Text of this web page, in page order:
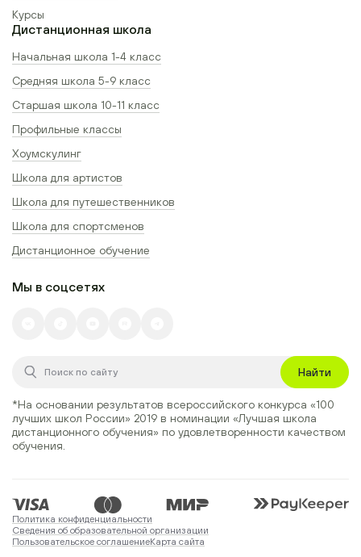
Курсы
Дистанционная школа
Начальная школа 1-4 класс
Средняя школа 5-9 класс
Старшая школа 10-11 класс
Профильные классы
Хоумскулинг
Школа для артистов
Школа для путешественников
Школа для спортсменов
Дистанционное обучение
Мы в соцсетях
Найти
*На основании результатов всероссийского конкурса «100
лучших школ России» 2019 в номинации «Лучшая школа
дистанционного обучения» по удовлетворенности качеством
обучения.
Политика конфиденциальности
Сведения об образовательной организации
Пользовательское соглашениеКарта сайта